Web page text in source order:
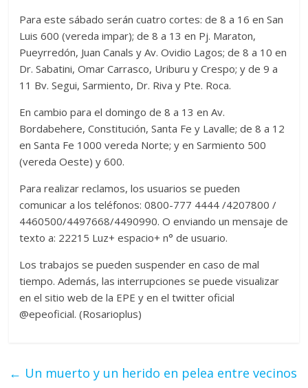
Para este sábado serán cuatro cortes: de 8 a 16 en San
Luis 600 (vereda impar); de 8 a 13 en Pj. Maraton,
Pueyrredón, Juan Canals y Av. Ovidio Lagos; de 8 a 10 en
Dr. Sabatini, Omar Carrasco, Uriburu y Crespo; y de 9 a
11 Bv. Segui, Sarmiento, Dr. Riva y Pte. Roca.
En cambio para el domingo de 8 a 13 en Av.
Bordabehere, Constitución, Santa Fe y Lavalle; de 8 a 12
en Santa Fe 1000 vereda Norte; y en Sarmiento 500
(vereda Oeste) y 600.
Para realizar reclamos, los usuarios se pueden
comunicar a los teléfonos: 0800-777 4444 /4207800 /
4460500/4497668/4490990. O enviando un mensaje de
texto a: 22215 Luz+ espacio+ n° de usuario.
Los trabajos se pueden suspender en caso de mal
tiempo. Además, las interrupciones se puede visualizar
en el sitio web de la EPE y en el twitter oficial
@epeoficial. (Rosarioplus)
← Un muerto y un herido en pelea entre vecinos